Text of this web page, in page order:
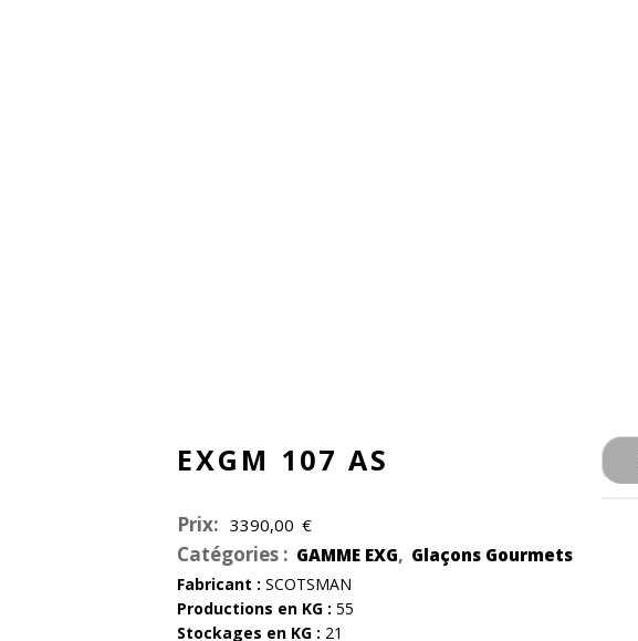
EXGM 107 AS
Prix: 3390,00 €
Catégories : GAMME EXG, Glaçons Gourmets
Fabricant : SCOTSMAN
Productions en KG : 55
Stockages en KG : 21